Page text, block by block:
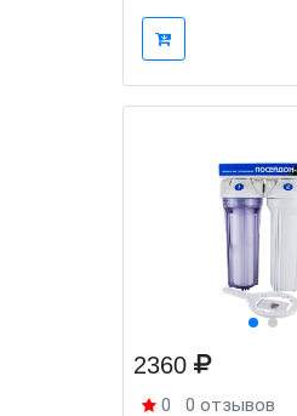
2360
0 0 отзывов